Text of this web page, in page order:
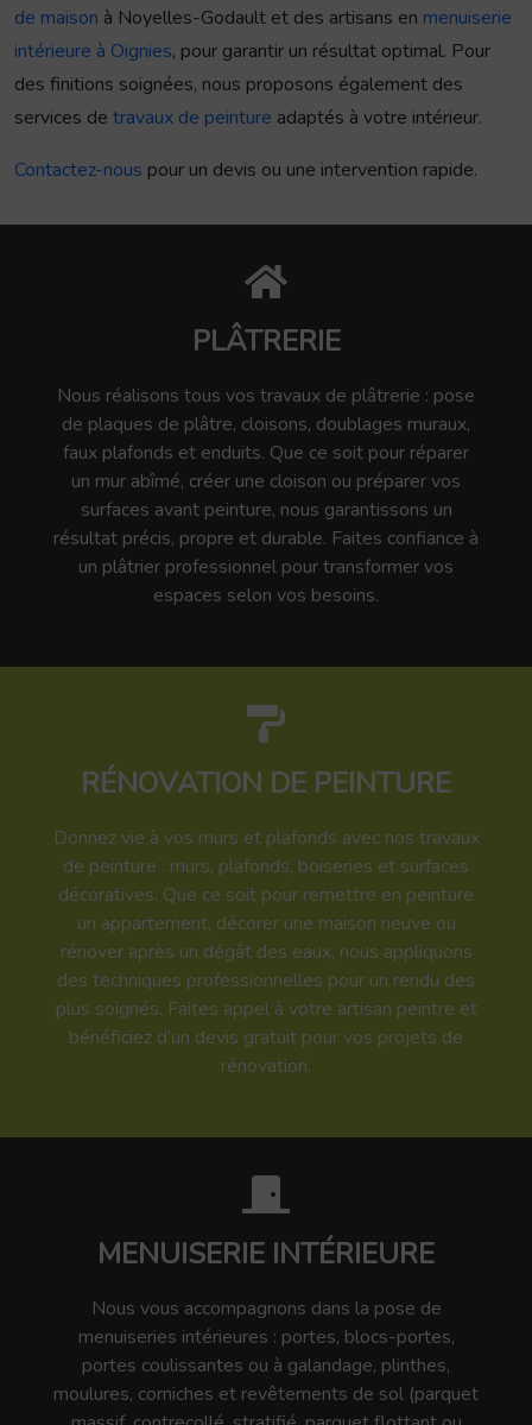
de maison à Noyelles-Godault et des artisans en menuiserie
intérieure à Oignies, pour garantir un résultat optimal. Pour
des finitions soignées, nous proposons également des
services de travaux de peinture adaptés à votre intérieur.
Contactez-nous pour un devis ou une intervention rapide.
PLÂTRERIE
Nous réalisons tous vos travaux de plâtrerie : pose
de plaques de plâtre, cloisons, doublages muraux,
faux plafonds et enduits. Que ce soit pour réparer
un mur abîmé, créer une cloison ou préparer vos
surfaces avant peinture, nous garantissons un
résultat précis, propre et durable. Faites confiance à
un plâtrier professionnel pour transformer vos
espaces selon vos besoins.
RÉNOVATION DE PEINTURE
Donnez vie à vos murs et plafonds avec nos travaux
de peinture : murs, plafonds, boiseries et surfaces
décoratives. Que ce soit pour remettre en peinture
un appartement, décorer une maison neuve ou
rénover après un dégât des eaux, nous appliquons
des techniques professionnelles pour un rendu des
plus soignés. Faites appel à votre artisan peintre et
bénéficiez d’un devis gratuit pour vos projets de
rénovation.
MENUISERIE INTÉRIEURE
Nous vous accompagnons dans la pose de
menuiseries intérieures : portes, blocs-portes,
portes coulissantes ou à galandage, plinthes,
moulures, corniches et revêtements de sol (parquet